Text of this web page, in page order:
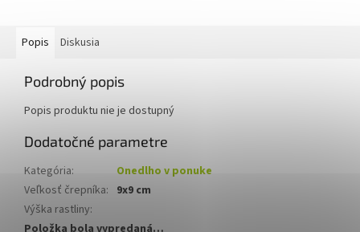
Popis Diskusia
Podrobný popis
Popis produktu nie je dostupný
Dodatočné parametre
Kategória:
Onedlho v ponuke
Veľkosť črepníka: 9x9 cm
Výška rastliny: